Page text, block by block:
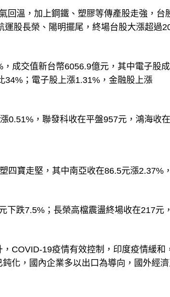
回溫，加上鋼鐵、塑膠等傳產股走強，台
股長榮、陽明擺尾，終場台股大漲超過
成交值新台幣6056.9億元，其中電子股
34%；電子股上漲1.31%，金融股上漲
0.51%，聯發科收在平盤957元，鴻海收在
四寶走堅，其中南亞收在86.5元漲2.37%，
跌7.5%；長榮高檔震盪終場收在217元，
COVID-19疫情有效控制，印度疫情緩和
化，國內企業多以出口為導向，國外經